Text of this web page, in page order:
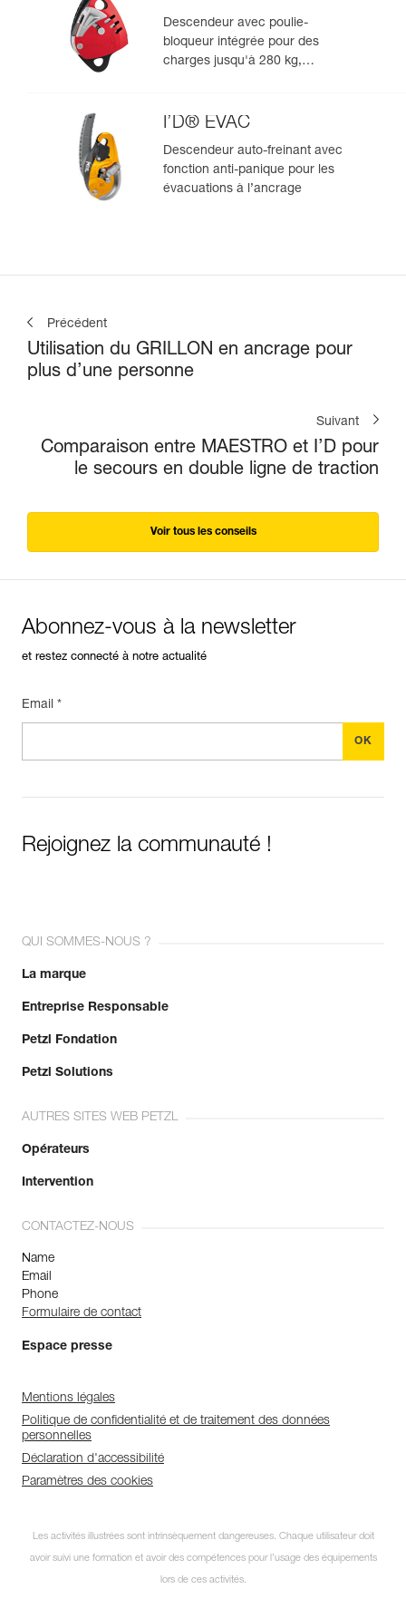
Descendeur avec poulie-
bloqueur intégrée pour des
charges jusqu'à 280 kg,
I’D® EVAC
Descendeur auto-freinant avec
fonction anti-panique pour les
évacuations à l’ancrage
Précédent
Utilisation du GRILLON en ancrage pour
plus d’une personne
Suivant
Comparaison entre MAESTRO et I’D pour
le secours en double ligne de traction
Voir tous les conseils
Abonnez-vous à la newsletter
et restez connecté à notre actualité
Email *
Rejoignez la communauté !
QUI SOMMES-NOUS ?
La marque
Entreprise Responsable
Petzl Fondation
Petzl Solutions
AUTRES SITES WEB PETZL
Opérateurs
Intervention
CONTACTEZ-NOUS
Name
Email
Phone
Formulaire de contact
Espace presse
Mentions légales
Politique de confidentialité et de traitement des données
personnelles
Déclaration d'accessibilité
Paramètres des cookies
Les activités illustrées sont intrinsèquement dangereuses. Chaque utilisateur doit
avoir suivi une formation et avoir des compétences pour l’usage des équipements
lors de ces activités.